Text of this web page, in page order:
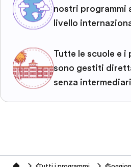
nostri programmi
livello
Tutte le scuole e i
sono gestiti
senza intermediari